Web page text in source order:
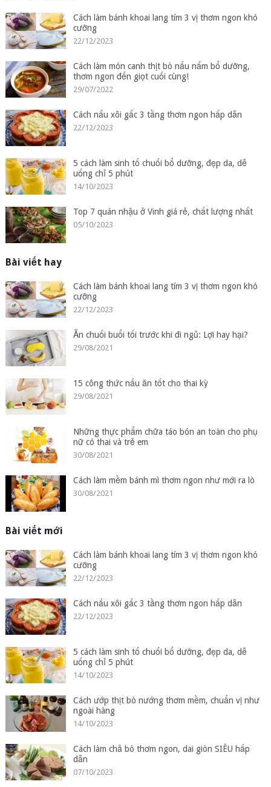
Cách làm bánh khoai lang tím 3 vị thơm ngon khó
cưỡng
22/12/2023
Cách làm món canh thịt bò nấu nấm bổ dưỡng,
thơm ngon đến giọt cuối cùng!
29/07/2022
Cách nấu xôi gấc 3 tầng thơm ngon hấp dẫn
22/12/2023
5 cách làm sinh tố chuối bổ dưỡng, đẹp da, dễ
uống chỉ 5 phút
14/10/2023
Top 7 quán nhậu ở Vinh giá rẻ, chất lượng nhất
05/10/2023
Bài viết hay
Cách làm bánh khoai lang tím 3 vị thơm ngon khó
cưỡng
22/12/2023
Ăn chuối buổi tối trước khi đi ngủ: Lợi hay hại?
29/08/2021
15 công thức nấu ăn tốt cho thai kỳ
29/08/2021
Những thực phẩm chữa táo bón an toàn cho phụ
nữ có thai và trẻ em
30/08/2021
Cách làm mềm bánh mì thơm ngon như mới ra lò
30/08/2021
Bài viết mới
Cách làm bánh khoai lang tím 3 vị thơm ngon khó
cưỡng
22/12/2023
Cách nấu xôi gấc 3 tầng thơm ngon hấp dẫn
22/12/2023
5 cách làm sinh tố chuối bổ dưỡng, đẹp da, dễ
uống chỉ 5 phút
14/10/2023
Cách ướp thịt bò nướng thơm mềm, chuẩn vị như
ngoài hàng
14/10/2023
Cách làm chả bò thơm ngon, dai giòn SIÊU hấp
dẫn
07/10/2023